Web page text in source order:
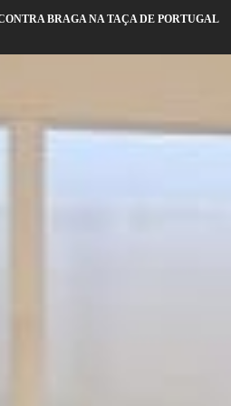
BRAGA NA TAÇA DE PORTUGAL